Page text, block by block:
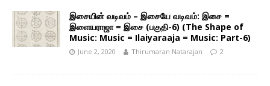
இசையின் வடிவம் – இசையே வடிவம்: இசை =
இளையராஜா = இசை (பகுதி-6) (The Shape of
Music: Music = Ilaiyaraaja = Music: Part-6)
June 2, 2020 Thirumaran Natarajan 2